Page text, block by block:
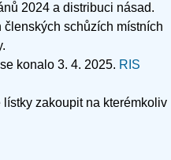
2024 a distribuci násad.
schůzích místních
konalo 3. 4. 2025. RIS
zakoupit na kterémkoliv